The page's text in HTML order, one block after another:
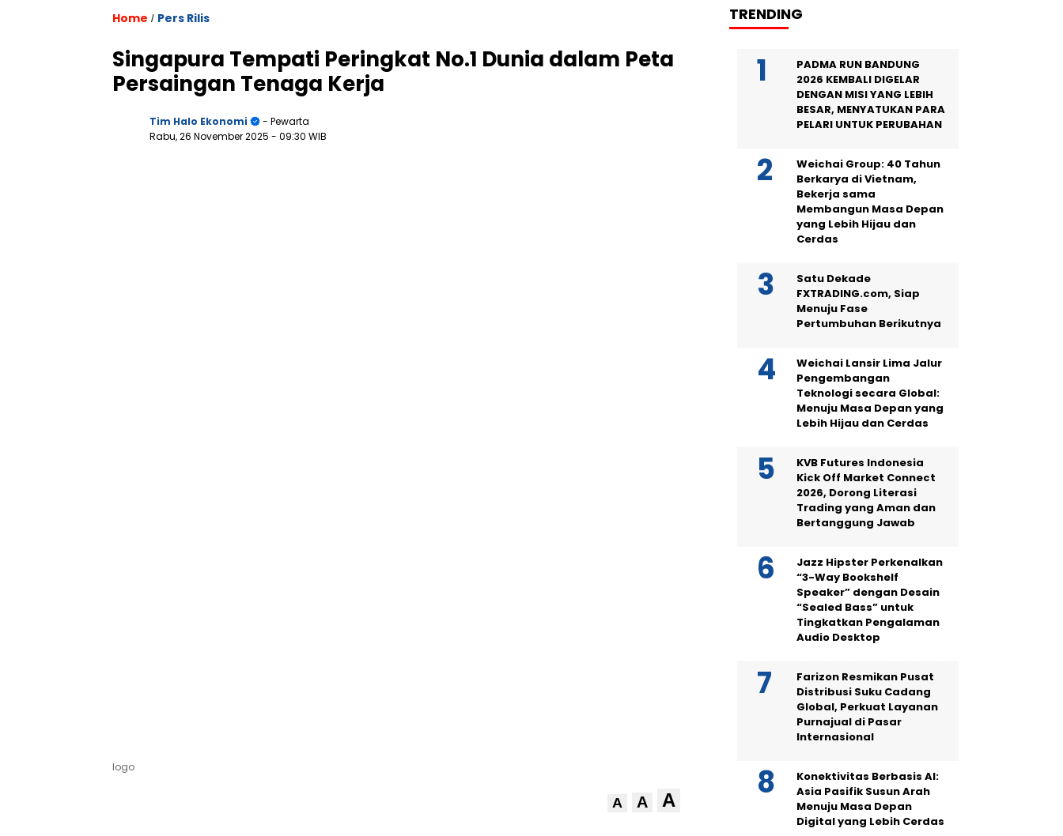
Home / Pers Rilis
Singapura Tempati Peringkat No.1 Dunia dalam Peta
Persaingan Tenaga Kerja
Tim Halo Ekonomi
- Pewarta
Rabu, 26 November 2025 - 09:30 WIB
logo
A A A
TRENDING
PADMA RUN BANDUNG
2026 KEMBALI DIGELAR
DENGAN MISI YANG LEBIH
BESAR, MENYATUKAN PARA
PELARI UNTUK PERUBAHAN
Weichai Group: 40 Tahun
Berkarya di Vietnam,
Bekerja sama
Membangun Masa Depan
yang Lebih Hijau dan
Cerdas
Satu Dekade
FXTRADING.com, Siap
Menuju Fase
Pertumbuhan Berikutnya
Weichai Lansir Lima Jalur
Pengembangan
Teknologi secara Global:
Menuju Masa Depan yang
Lebih Hijau dan Cerdas
KVB Futures Indonesia
Kick Off Market Connect
2026, Dorong Literasi
Trading yang Aman dan
Bertanggung Jawab
Jazz Hipster Perkenalkan
“3-Way Bookshelf
Speaker” dengan Desain
“Sealed Bass” untuk
Tingkatkan Pengalaman
Audio Desktop
Farizon Resmikan Pusat
Distribusi Suku Cadang
Global, Perkuat Layanan
Purnajual di Pasar
Internasional
Konektivitas Berbasis AI:
Asia Pasifik Susun Arah
Menuju Masa Depan
Digital yang Lebih Cerdas